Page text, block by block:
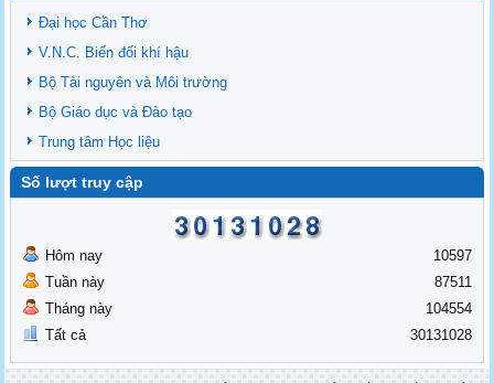
Đại học Cần Thơ
V.N.C. Biến đổi khí hậu
Bộ Tài nguyên và Môi trường
Bộ Giáo dục và Đào tạo
Trung tâm Học liệu
Số lượt truy cập
Hôm nay
Tuần này
Tháng này
Tất cả
10597
87511
104554
30131028